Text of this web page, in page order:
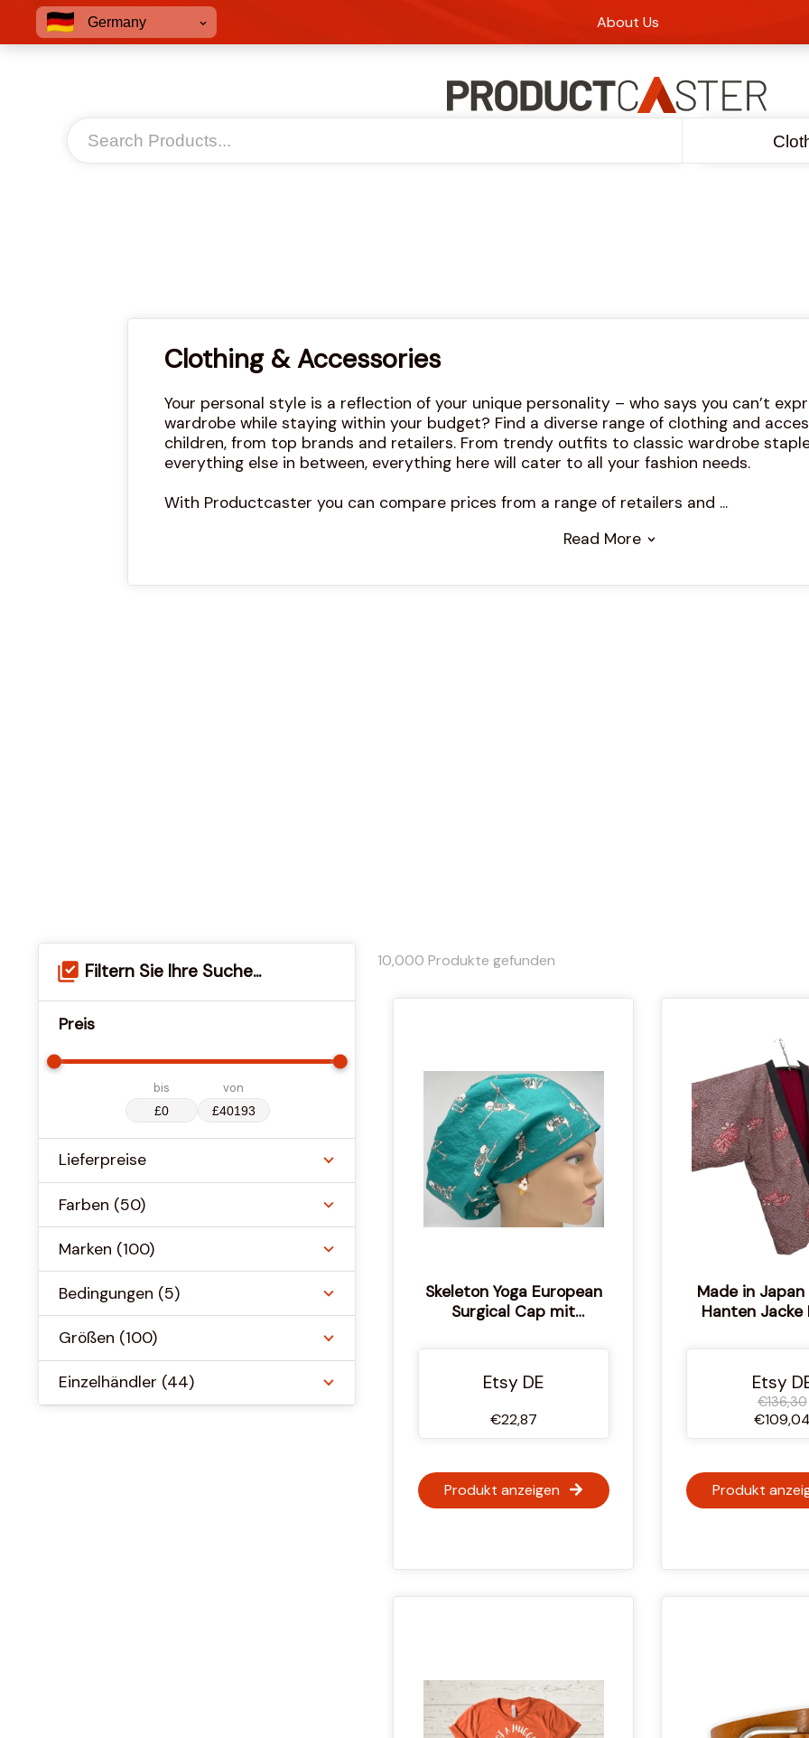
About Us
Germany
Clothing & Accessories
Your personal style is a reflection of your unique personality – who says you can’t
wardrobe while staying within your budget? Find a diverse range of clothing and
children, from top brands and retailers. From trendy outfits to classic wardrobe
everything else in between, everything here will cater to all your fashion needs.
With Productcaster you can compare prices from a range of retailers and ...
Read More
Filtern Sie Ihre Suche...
Preis
bis von
Lieferpreise
Farben (50)
Marken (100)
Bedingungen (5)
Größen (100)
Einzelhändler (44)
10,000 Produkte gefunden
Skeleton Yoga European
Surgical Cap mit
Knebelverschluss
Etsy DE
€22,87
Produkt anzeigen
Made in
Hanten Jacke
Dye Muster
KimonoEtsy
€136,30
Produkt